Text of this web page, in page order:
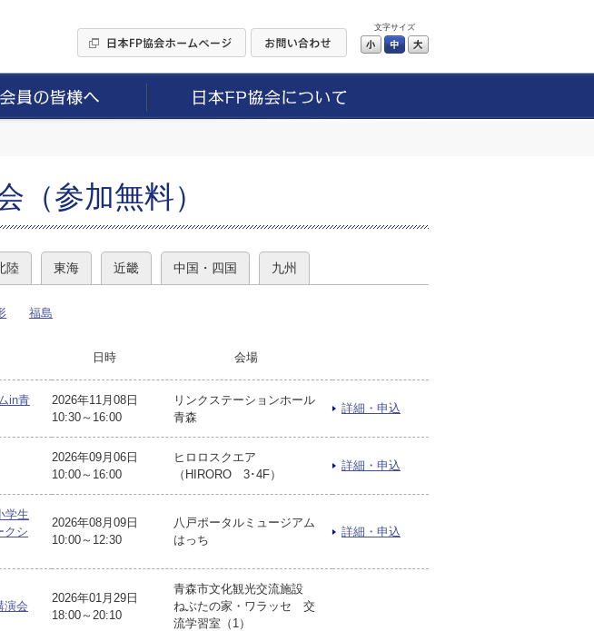
文字サイズ
小 中
（参加無料）
陸 東海 近畿 中国・四国 九州
福島
日時 会場
in青
2026年11月08日
10:30～16:00
リンクステーションホール
青森
詳細・申込
2026年09月06日
10:00～16:00
ヒロロスクエア
（HIRORO 3･4F）
詳細・申込
学生
クシ
2026年08月09日
10:00～12:30
八戸ポータルミュージアム
はっち
詳細・申込
演会
2026年01月29日
18:00～20:10
青森市文化観光交流施設
ねぶたの家・ワラッセ 交
流学習室（1）